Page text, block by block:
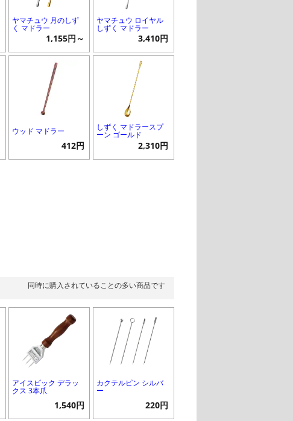
ヤマチュウ 月のしず
く マドラー
1,155円～
ヤマチュウ ロイヤル
しずく マドラー
3,410円
ウッド マドラー
412円
しずく マドラースプ
ーン ゴールド
2,310円
同時に購入されていることの多い商品です
アイスピック デラッ
クス 3本爪
1,540円
カクテルピン シルバ
ー
220円